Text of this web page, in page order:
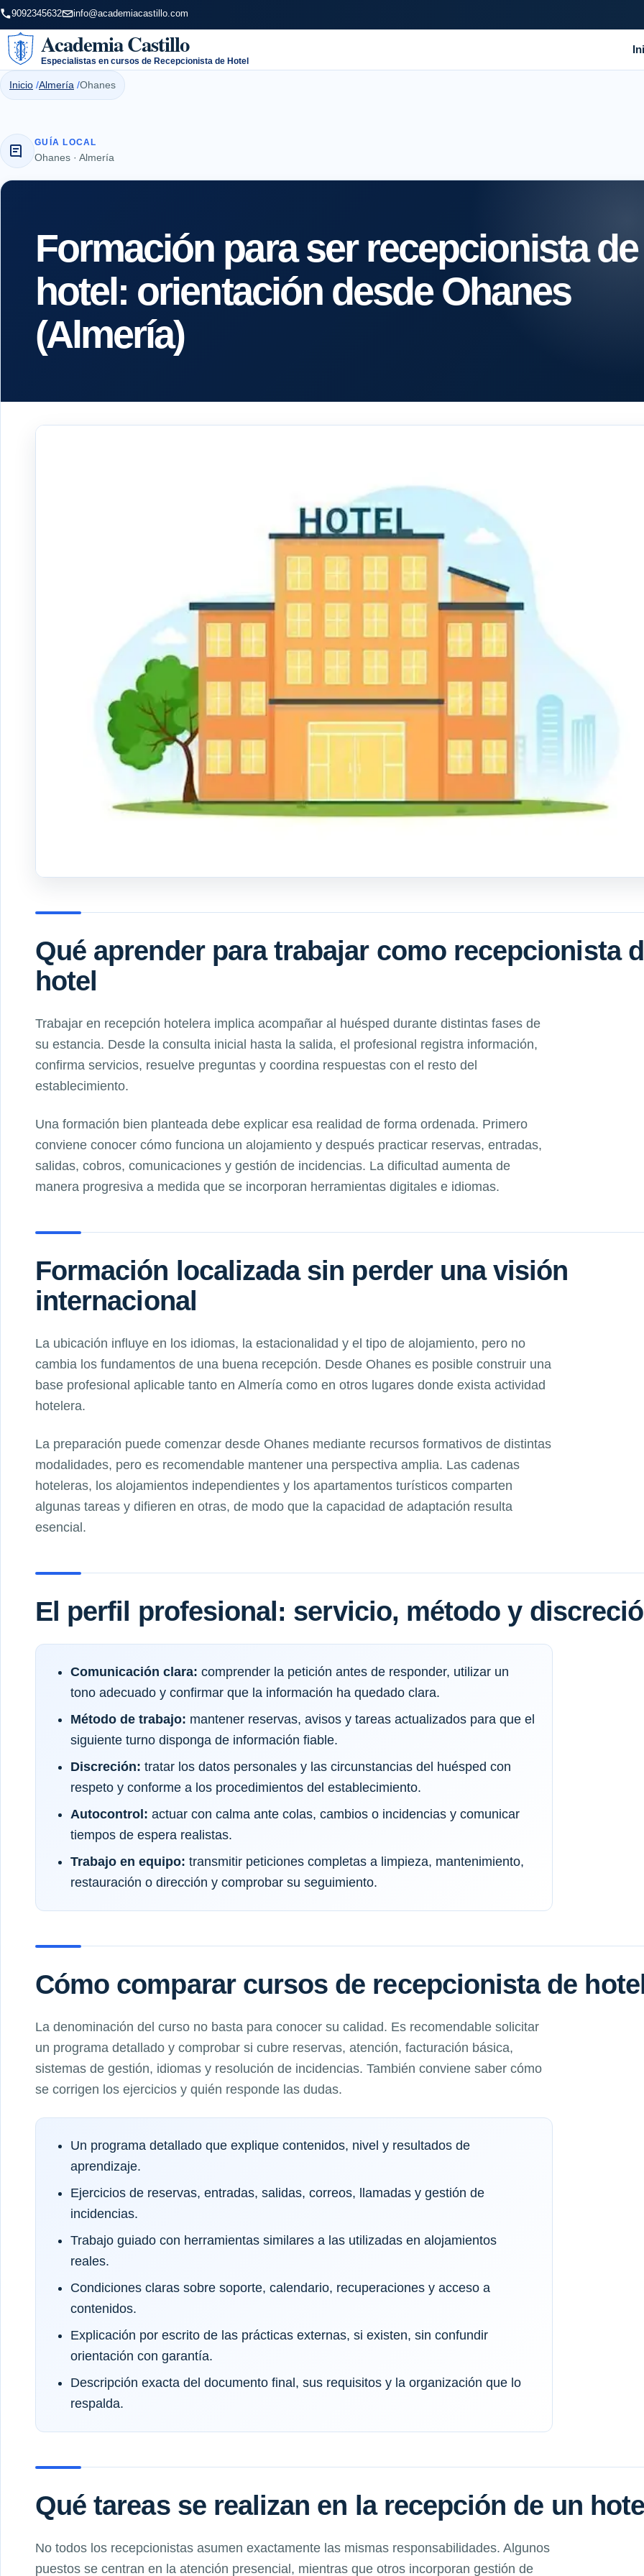
9092345632 info@academiacastillo.com
Academia Castillo
Especialistas en cursos de Recepcionista de Hotel
Inicio Almería Ohanes
GUÍA LOCAL
Ohanes · Almería
Formación para ser recepcionista de
hotel: orientación desde Ohanes
(Almería)
Qué aprender para trabajar como recepcionista
hotel
Trabajar en recepción hotelera implica acompañar al huésped durante distintas fases de
su estancia. Desde la consulta inicial hasta la salida, el profesional registra información,
confirma servicios, resuelve preguntas y coordina respuestas con el resto del
establecimiento.
Una formación bien planteada debe explicar esa realidad de forma ordenada. Primero
conviene conocer cómo funciona un alojamiento y después practicar reservas, entradas,
salidas, cobros, comunicaciones y gestión de incidencias. La dificultad aumenta de
manera progresiva a medida que se incorporan herramientas digitales e idiomas.
Formación localizada sin perder una visión
internacional
La ubicación influye en los idiomas, la estacionalidad y el tipo de alojamiento, pero no
cambia los fundamentos de una buena recepción. Desde Ohanes es posible construir una
base profesional aplicable tanto en Almería como en otros lugares donde exista actividad
hotelera.
La preparación puede comenzar desde Ohanes mediante recursos formativos de distintas
modalidades, pero es recomendable mantener una perspectiva amplia. Las cadenas
hoteleras, los alojamientos independientes y los apartamentos turísticos comparten
algunas tareas y difieren en otras, de modo que la capacidad de adaptación resulta
esencial.
El perfil profesional: servicio, método y
Comunicación clara: comprender la petición antes de responder, utilizar un
tono adecuado y confirmar que la información ha quedado clara.
Método de trabajo: mantener reservas, avisos y tareas actualizados para que el
siguiente turno disponga de información fiable.
Discreción: tratar los datos personales y las circunstancias del huésped con
respeto y conforme a los procedimientos del establecimiento.
Autocontrol: actuar con calma ante colas, cambios o incidencias y comunicar
tiempos de espera realistas.
Trabajo en equipo: transmitir peticiones completas a limpieza, mantenimiento,
restauración o dirección y comprobar su seguimiento.
Cómo comparar cursos de recepcionista de
La denominación del curso no basta para conocer su calidad. Es recomendable solicitar
un programa detallado y comprobar si cubre reservas, atención, facturación básica,
sistemas de gestión, idiomas y resolución de incidencias. También conviene saber cómo
se corrigen los ejercicios y quién responde las dudas.
Un programa detallado que explique contenidos, nivel y resultados de
aprendizaje.
Ejercicios de reservas, entradas, salidas, correos, llamadas y gestión de
incidencias.
Trabajo guiado con herramientas similares a las utilizadas en alojamientos
reales.
Condiciones claras sobre soporte, calendario, recuperaciones y acceso a
contenidos.
Explicación por escrito de las prácticas externas, si existen, sin confundir
orientación con garantía.
Descripción exacta del documento final, sus requisitos y la organización que lo
respalda.
Qué tareas se realizan en la recepción de un
No todos los recepcionistas asumen exactamente las mismas responsabilidades. Algunos
puestos se centran en la atención presencial, mientras que otros incorporan gestión de